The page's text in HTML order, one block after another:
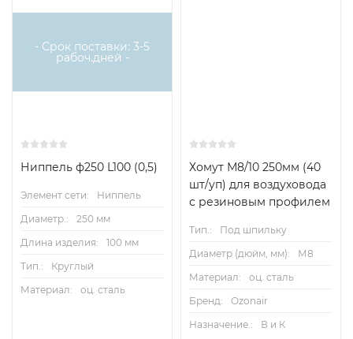
- Срок поставки: 3-5
рабоч.дней -
Ниппель ф250 L100 (0,5)
Элемент сети:
Ниппель
Диаметр.:
250 мм
Длина изделия:
100 мм
Тип.:
Круглый
Материал:
оц. сталь
Хомут М8/10 250мм (40
шт/уп) для воздуховода
с резиновым профилем
Тип.:
Под шпильку
Диаметр (дюйм, мм):
М8
Материал:
оц. сталь
Бренд:
Ozonair
Назначение.:
В и К